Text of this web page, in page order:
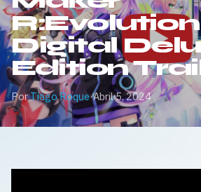
R:Evolution
Digital
Edition
PorTiago Roque·Abril 5, 2024